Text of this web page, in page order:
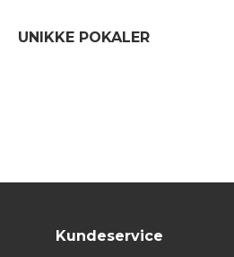
UNIKKE POKALER
Kundeservice